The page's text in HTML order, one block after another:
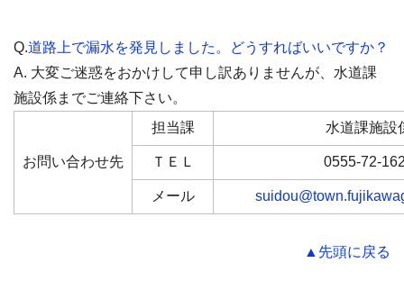
Q.道路上で漏水を発見しました。どうすればいいですか？
A. 大変ご迷惑をおかけして申し訳ありませんが、水道課
施設係までご連絡下さい。
お問い合わせ先
担当課 水道課施設
ＴＥＬ 0555-72-
メール
▲先頭に戻る